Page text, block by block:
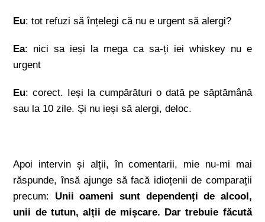
Eu: tot refuzi să înțelegi că nu e urgent să alergi?
Ea: nici sa ieși la mega ca sa-ți iei whiskey nu e
urgent
Eu: corect. Ieși la cumpărături o dată pe săptămână
sau la 10 zile. Și nu ieși să alergi, deloc.
Apoi intervin și alții, în comentarii, mie nu-mi mai
răspunde, însă ajunge să facă idioțenii de comparații
precum: Unii oameni sunt dependenți de alcool,
unii de tutun, alții de mișcare. Dar trebuie făcută